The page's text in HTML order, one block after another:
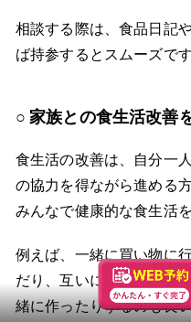
相談する際は、食品日記
ば持参するとスムーズです
家族との食生活改善
食生活の改善は、自分一
の協力を得ながら進める
みんなで健康的な食生活
例えば、一緒に買い物に
だり、互いに励まし合い
緒に作ったりするのも良